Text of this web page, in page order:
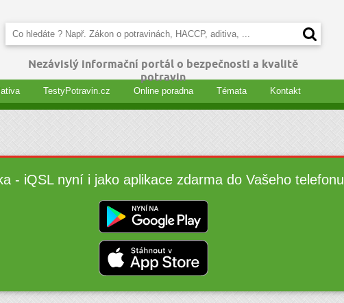
Nezávislý informační portál o bezpečnosti a kvalitě
potravin
TestyPotravin.cz Online poradna Témata Kontakt
- iQSL nyní i jako aplikace zdarma do Vašeho telefonu